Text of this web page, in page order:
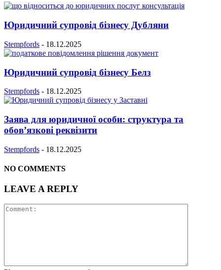
Юридичний супровід бізнесу Дубляни
Stempfords - 18.12.2025
Юридичний супровід бізнесу Белз
Stempfords - 18.12.2025
Заява для юридичної особи: структура та
обов’язкові реквізити
Stempfords - 18.12.2025
NO COMMENTS
LEAVE A REPLY